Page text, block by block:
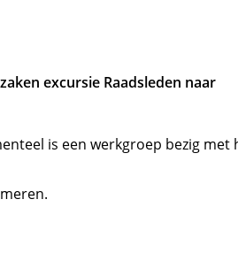
excursie Raadsleden naar
is een werkgroep bezig